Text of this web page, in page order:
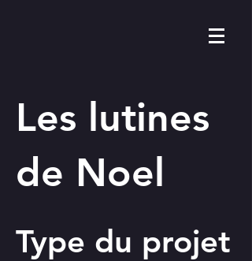
Les lutines
de Noel
Type du projet